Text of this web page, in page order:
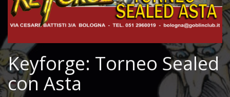
Keyforge: Torneo Sealed
con Asta